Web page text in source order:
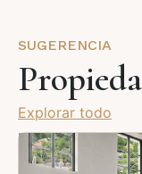
SUGERENCIA
Explorar todo